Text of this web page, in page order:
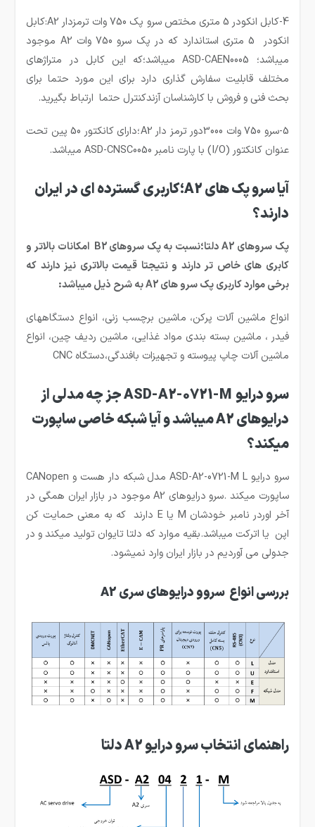
4-کابل انکودر 5 متری مختص سرو پک 750 وات ترمزدار A2:کابل
انکودر 5 متری استاندارد که در پک سرو 750 وات A2 موجود
میباشد؛ ASD-CAEN0005 میباشد؛که این کابل در متراژهای
مختلف قابلیت سفارش گذاری دارد برای این مورد حتما برای
بحث فنی و فروش با کارشناسان آزندکنترل حتما ارتباط بگیرید.
5-سرو 750 وات 3000دور ترمز دار A2؛دارای کانکتور 50 پین تحت
عنوان کانکتور (I/O) با پارت نامبر ASD-CNSC0050 میباشد.
آیا سرو پک های A2؛کاربری گسترده ای در ایران
دارند؟
پک سروهای A2 دلتا؛نسبت به پک سروهای B2 امکانات بالاتر و
کابری های خاص تر دارند و نتیجتا قیمت بالاتری نیز دارند که
برخی موارد کاربری پک سرو های A2 به شرح ذیل میباشد:
انواع ماشین آلات پرکن، ماشین برچسب زنی، انواع دستگاههای
فیدر ، ماشین بسته بندی مواد غذایی، ماشین ردیف چین، انواع
ماشین آلات چاپ پیوسته و تجهیزات بافندگی،دستگاه CNC
سرو درایو ASD-A2-0721-M جز چه مدلی از
درایوهای A2 میباشد و آیا شبکه خاصی ساپورت
میکند؟
سرو درایو ASD-A2-0721-M L مدل شبکه دار هست و CANopen
ساپورت میکند .سرو درایوهای A2 موجود در بازار ایران همگی در
آخر اوردر نامبر خودشان M یا E دارند که به معنی حمایت کن
اپن یا اترکت میباشد.بقیه موارد که دلتا تایوان تولید میکند و در
جدولی می آوردیم در بازار ایران وارد نمیشود.
بررسی انواع سروو درایوهای سری A2
راهنمای انتخاب سرو درایو A2 دلتا